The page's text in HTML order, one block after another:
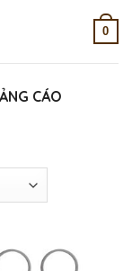
0
CÁO